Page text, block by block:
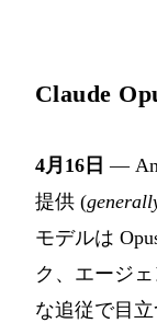
Claude
4月16日 —
提供 (
モデルは
ク、エージ
な追従で目立